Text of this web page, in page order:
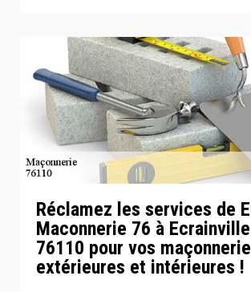
Réclamez les services de
Maconnerie 76 à
76110 pour vos
extérieures et intérieures !